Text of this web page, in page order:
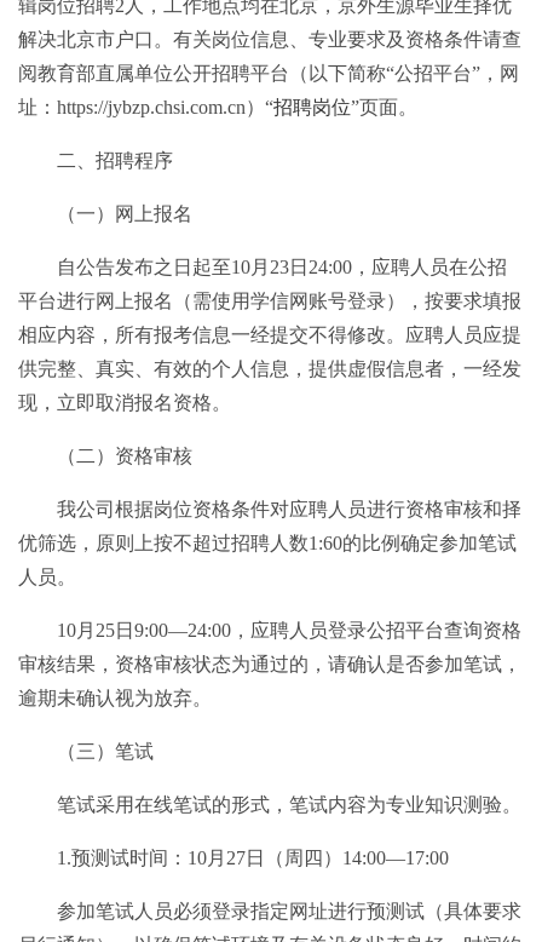
辑岗位招聘2人，工作地点均在北京，京外生源毕业生择优
解决北京市户口。有关岗位信息、专业要求及资格条件请查
阅教育部直属单位公开招聘平台（以下简称“公招平台”，网
址：https://jybzp.chsi.com.cn）“招聘岗位”页面。
二、招聘程序
（一）网上报名
自公告发布之日起至10月23日24:00，应聘人员在公招
平台进行网上报名（需使用学信网账号登录），按要求填报
相应内容，所有报考信息一经提交不得修改。应聘人员应提
供完整、真实、有效的个人信息，提供虚假信息者，一经发
现，立即取消报名资格。
（二）资格审核
我公司根据岗位资格条件对应聘人员进行资格审核和择
优筛选，原则上按不超过招聘人数1:60的比例确定参加笔试
人员。
10月25日9:00—24:00，应聘人员登录公招平台查询资格
审核结果，资格审核状态为通过的，请确认是否参加笔试，
逾期未确认视为放弃。
（三）笔试
笔试采用在线笔试的形式，笔试内容为专业知识测验。
1.预测试时间：10月27日（周四）14:00—17:00
参加笔试人员必须登录指定网址进行预测试（具体要求